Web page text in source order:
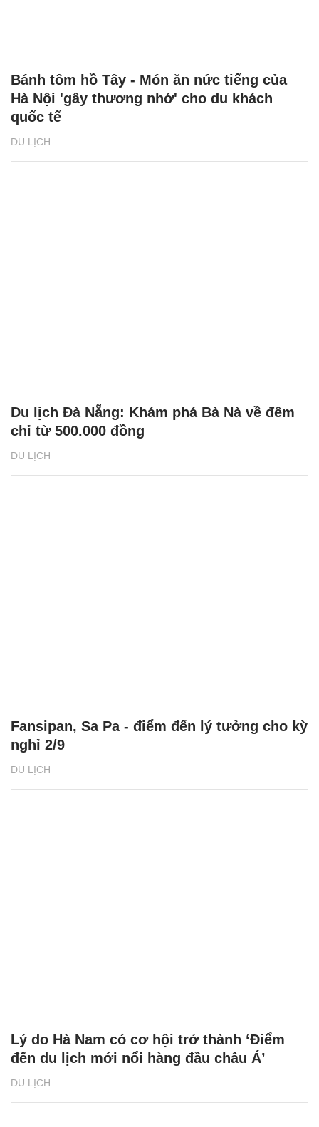
DU LỊCH
Bánh tôm hồ Tây - Món ăn nức tiếng của
Hà Nội 'gây thương nhớ' cho du khách
quốc tế
DU LỊCH
Du lịch Đà Nẵng: Khám phá Bà Nà về đêm
chỉ từ 500.000 đồng
DU LỊCH
Fansipan, Sa Pa - điểm đến lý tưởng cho kỳ
nghỉ 2/9
DU LỊCH
Lý do Hà Nam có cơ hội trở thành ‘Điểm
đến du lịch mới nổi hàng đầu châu Á’